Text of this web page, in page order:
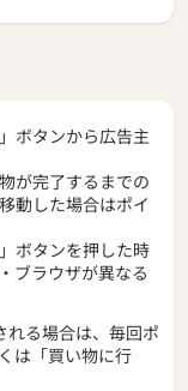
ボタンから広告主
が完了するまでの
動した場合はポイ
ボタンを押した時
ブラウザが異なる
れる場合は、毎回ポ
は「買い物に行